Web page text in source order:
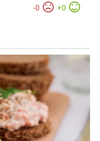
-0 +0